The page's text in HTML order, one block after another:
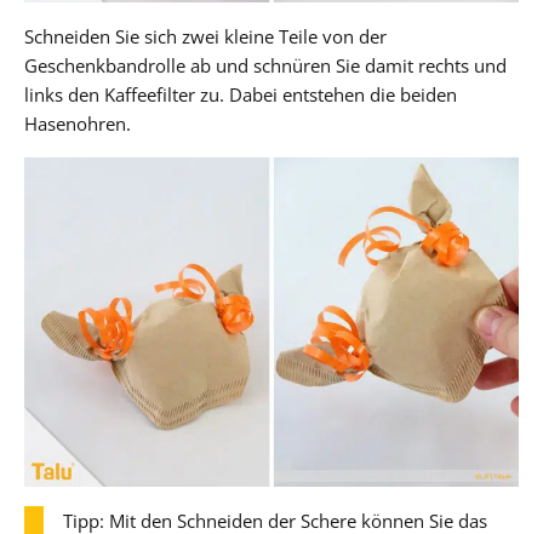
Schneiden Sie sich zwei kleine Teile von der
Geschenkbandrolle ab und schnüren Sie damit rechts und
links den Kaffeefilter zu. Dabei entstehen die beiden
Hasenohren.
Tipp: Mit den Schneiden der Schere können Sie das